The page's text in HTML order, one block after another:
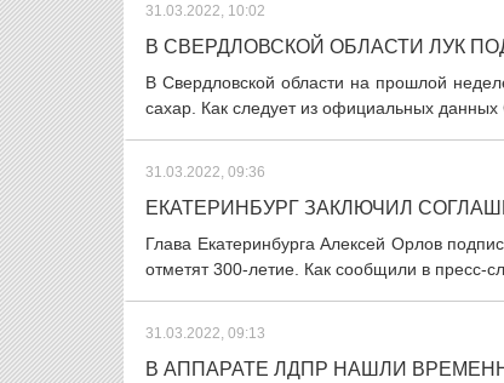
31.03.2022, 10:02
В СВЕРДЛОВСКОЙ ОБЛАСТИ ЛУК
В Свердловской области на прошлой
сахар. Как следует из официальных данных
31.03.2022, 09:36
ЕКАТЕРИНБУРГ ЗАКЛЮЧИЛ
Глава Екатеринбурга Алексей Орлов
отметят 300-летие. Как сообщили в пресс-
31.03.2022, 09:13
В АППАРАТЕ ЛДПР НАШЛИ